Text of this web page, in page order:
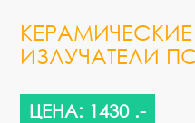
ИЗЛУЧАТЕЛИ
ЦЕНА: 1430 .-